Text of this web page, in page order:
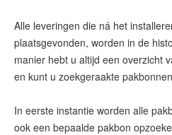
Alle leveringen die ná het
plaatsgevonden, worden in de
manier hebt u altijd een overzicht
en kunt u zoekgeraakte
In eerste instantie worden alle
ook een bepaalde pakbon